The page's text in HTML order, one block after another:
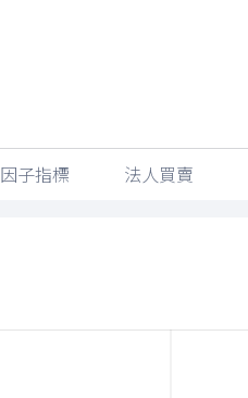
因子指標 法人買賣